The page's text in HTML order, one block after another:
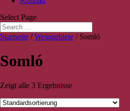
Select Page
Startseite /Weingebiete / Somló
Somló
Zeigt alle 3 Ergebnisse